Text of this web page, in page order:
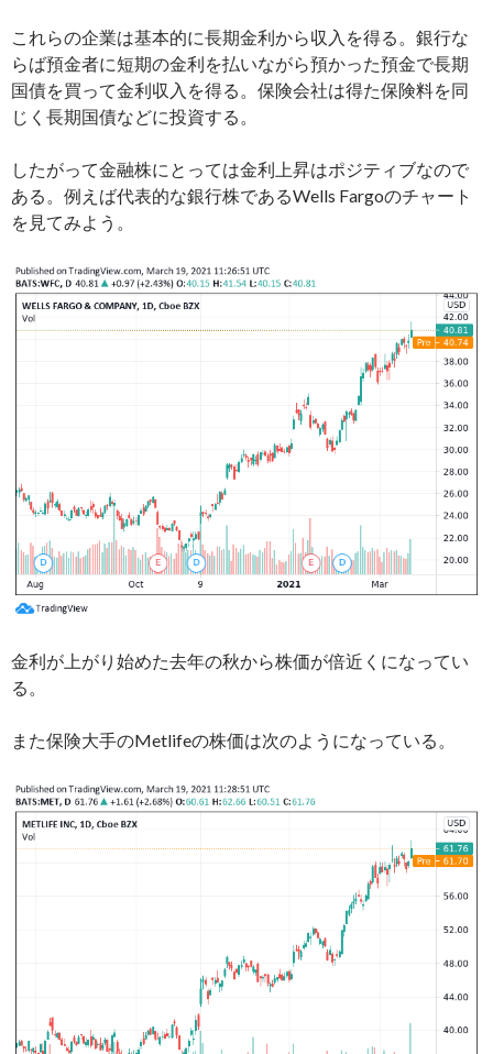
これらの企業は基本的に長期金利から収入を得る。銀行な
らば預金者に短期の金利を払いながら預かった預金で長期
国債を買って金利収入を得る。保険会社は得た保険料を同
じく長期国債などに投資する。
したがって金融株にとっては金利上昇はポジティブなので
ある。例えば代表的な銀行株であるWells Fargoのチャート
を見てみよう。
金利が上がり始めた去年の秋から株価が倍近くになってい
る。
また保険大手のMetlifeの株価は次のようになっている。